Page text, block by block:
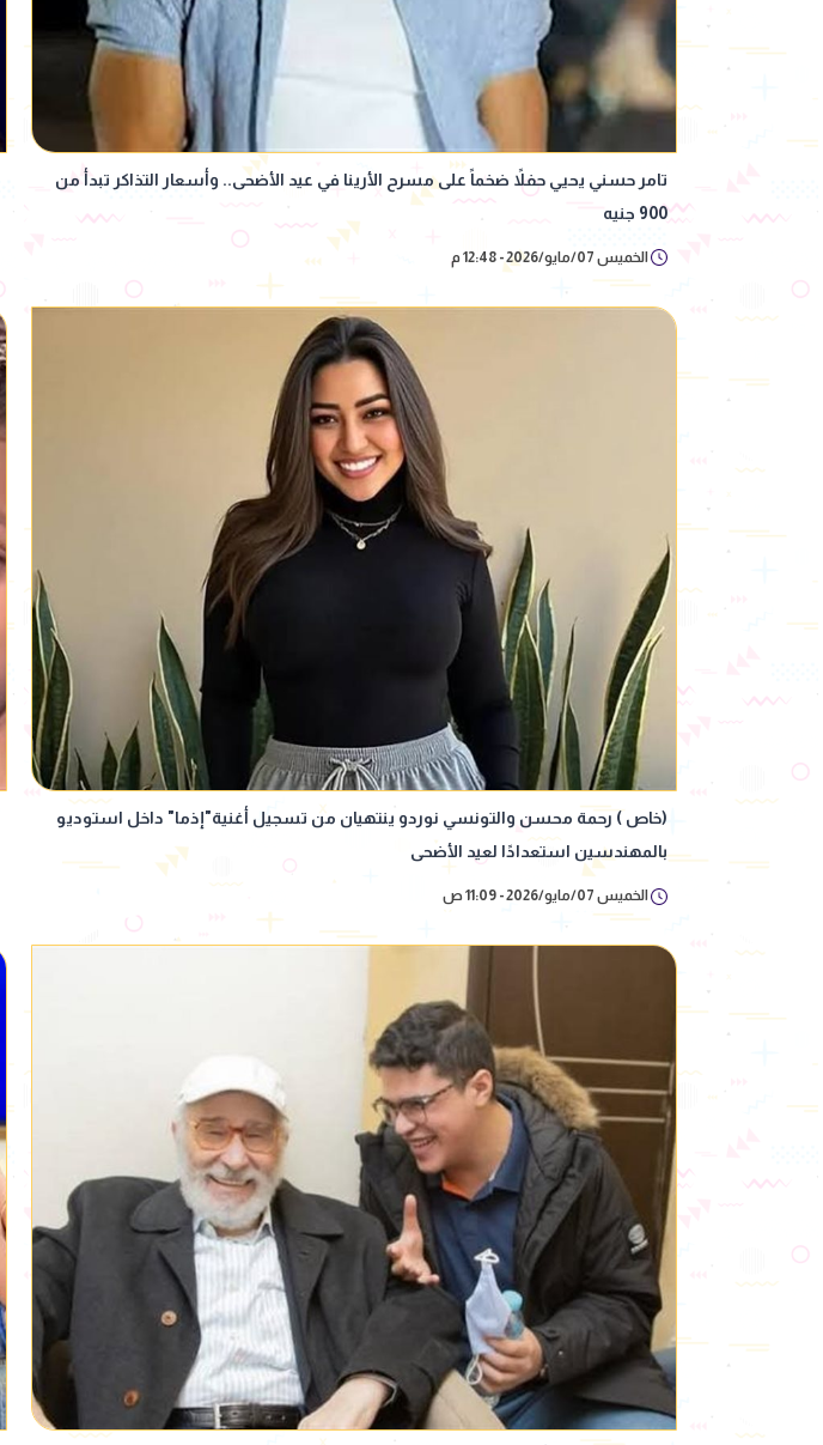
تامر حسني يحيي حفلاً ضخماً على مسرح الأرينا في عيد الأضحى.. وأسعار التذاكر تبدأ من
900 جنيه
الخميس 07/مايو/2026 - 12:48 م
(خاص ) رحمة محسن والتونسي نوردو ينتهيان من تسجيل أغنية"إذما" داخل استوديو
بالمهندسين استعدادًا لعيد الأضحى
الخميس 07/مايو/2026 - 11:09 ص